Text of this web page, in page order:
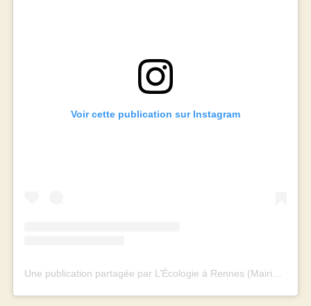
Voir cette publication sur Instagram
Une publication partagée par L’Écologie à Rennes (Mairie et Métropole) (@rennes_ecologie)